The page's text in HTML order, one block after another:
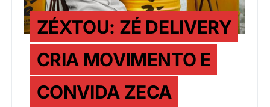
ZÉXTOU: ZÉ DELIVERY
CRIA MOVIMENTO E
CONVIDA ZECA